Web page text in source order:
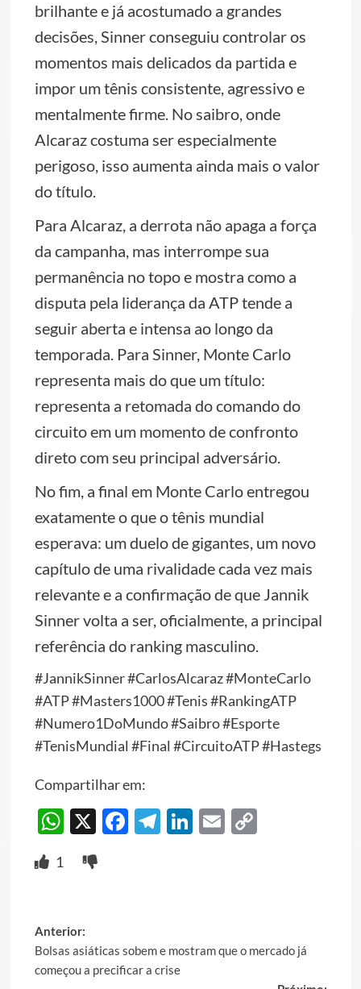
brilhante e já acostumado a grandes
decisões, Sinner conseguiu controlar os
momentos mais delicados da partida e
impor um tênis consistente, agressivo e
mentalmente firme. No saibro, onde
Alcaraz costuma ser especialmente
perigoso, isso aumenta ainda mais o valor
do título.
Para Alcaraz, a derrota não apaga a força
da campanha, mas interrompe sua
permanência no topo e mostra como a
disputa pela liderança da ATP tende a
seguir aberta e intensa ao longo da
temporada. Para Sinner, Monte Carlo
representa mais do que um título:
representa a retomada do comando do
circuito em um momento de confronto
direto com seu principal adversário.
No fim, a final em Monte Carlo entregou
exatamente o que o tênis mundial
esperava: um duelo de gigantes, um novo
capítulo de uma rivalidade cada vez mais
relevante e a confirmação de que Jannik
Sinner volta a ser, oficialmente, a principal
referência do ranking masculino.
#JannikSinner #CarlosAlcaraz #MonteCarlo
#ATP #Masters1000 #Tenis #RankingATP
#Numero1DoMundo #Saibro #Esporte
#TenisMundial #Final #CircuitoATP #Hastegs
Compartilhar em:
WhatsApp
X Facebook
Telegram
LinkedIn
EmailCopy
1
Post
navigation
Anterior:
Bolsas asiáticas sobem e mostram que o mercado já
começou a precificar a crise